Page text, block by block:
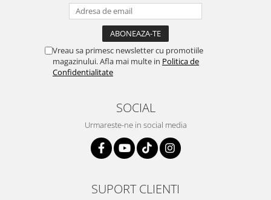
Vreau sa primesc newsletter cu promotiile
magazinului. Afla mai multe in Politica de
Confidentialitate
SOCIAL
Urmareste-ne in social media
SUPORT CLIENTI